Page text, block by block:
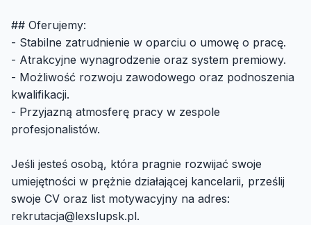
## Oferujemy:
- Stabilne zatrudnienie w oparciu o umowę o pracę.
- Atrakcyjne wynagrodzenie oraz system premiowy.
- Możliwość rozwoju zawodowego oraz podnoszenia
kwalifikacji.
- Przyjazną atmosferę pracy w zespole
profesjonalistów.
Jeśli jesteś osobą, która pragnie rozwijać swoje
umiejętności w prężnie działającej kancelarii, prześlij
swoje CV oraz list motywacyjny na adres:
rekrutacja@lexslupsk.pl.